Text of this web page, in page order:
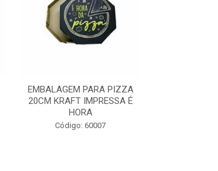
EMBALAGEM PARA PIZZA
20CM KRAFT IMPRESSA É
HORA
Código: 60007